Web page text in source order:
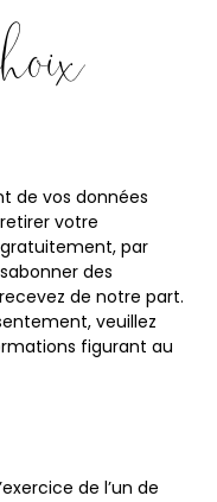
de vos données
votre
par
des
de notre part.
veuillez
figurant au
de l’un de